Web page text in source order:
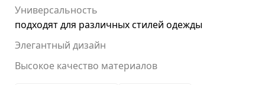
Универсальность
подходят для различных стилей одежды
Элегантный дизайн
Высокое качество материалов